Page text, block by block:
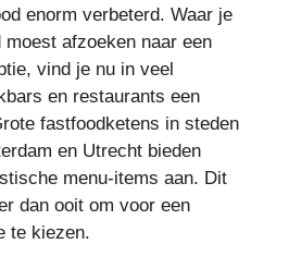
enorm verbeterd. Waar je
afzoeken naar een
vind je nu in veel
en restaurants een
fastfoodketens in steden
en Utrecht bieden
menu-items aan. Dit
dan ooit om voor een
te kiezen.